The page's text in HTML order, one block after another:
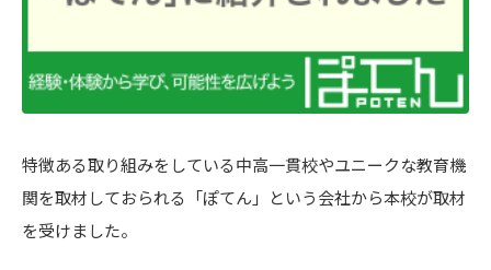
特徴ある取り組みをしている中高一貫校やユニークな教育機
関を取材しておられる「ぽてん」という会社から本校が取材
を受けました。